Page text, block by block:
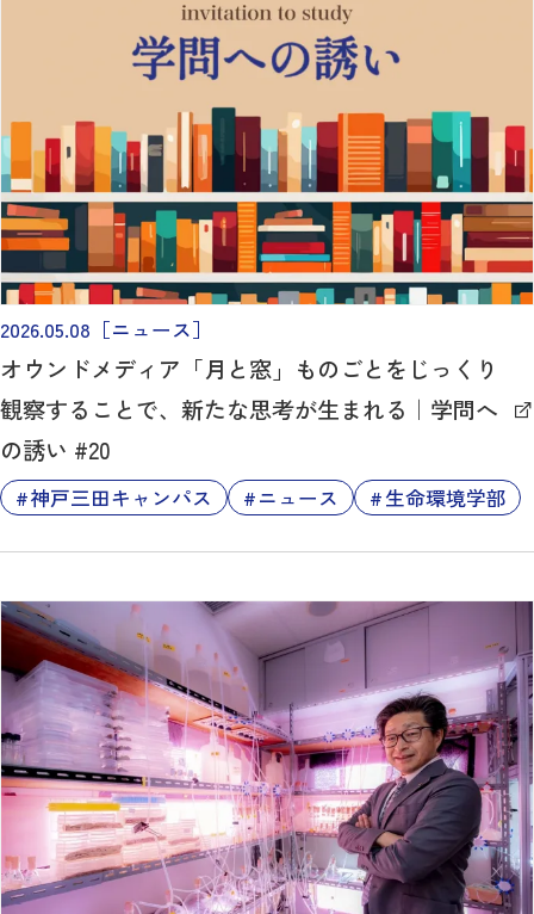
2026.05.08 ［ニュース］
オウンドメディア「月と窓」ものごとをじっくり
観察することで、新たな思考が生まれる｜学問へ
の誘い #20
神戸三田キャンパス ニュース 生命環境学部